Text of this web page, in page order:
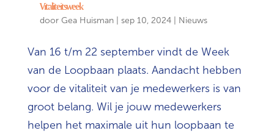
Vitaliteitsweek
door Gea Huisman| sep 10, 2024| Nieuws
Van 16 t/m 22 september vindt de Week
van de Loopbaan plaats. Aandacht hebben
voor de vitaliteit van je medewerkers is van
groot belang. Wil je jouw medewerkers
helpen het maximale uit hun loopbaan te